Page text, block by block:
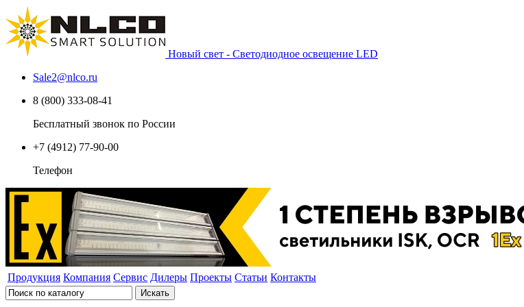
Новый свет - Светодиодное освещение LED
Sale2@nlco.ru
8 (800) 333-08-41
Бесплатный звонок по России
+7 (4912) 77-90-00
Телефон
Продукция Компания Сервис Дилеры Проекты Статьи Контакты